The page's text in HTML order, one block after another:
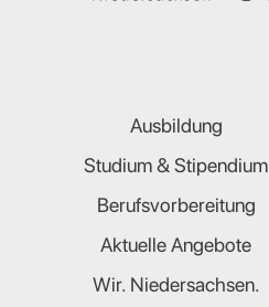
Ausbildung
Studium & Stipendium
Berufsvorbereitung
Aktuelle Angebote
Wir. Niedersachsen.